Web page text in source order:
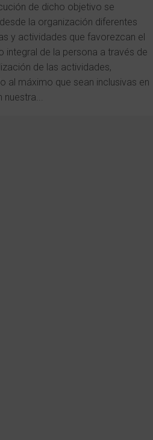
de dicho objetivo se
la organización diferentes
y actividades que favorezcan el
integral de la persona a través de
de las actividades,
al máximo que sean inclusivas en